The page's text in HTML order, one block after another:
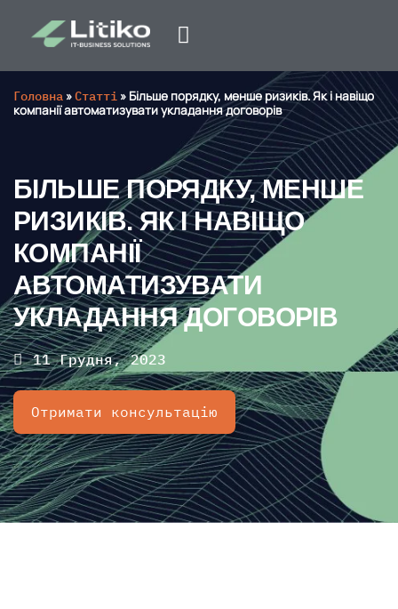
Головна »Статті » Більше порядку, менше ризиків. Як і навіщо
компанії автоматизувати укладання договорів
БІЛЬШЕ ПОРЯДКУ, МЕНШЕ
РИЗИКІВ. ЯК І НАВІЩО
КОМПАНІЇ
АВТОМАТИЗУВАТИ
УКЛАДАННЯ ДОГОВОРІВ
11 Грудня, 2023
Отримати консультацію